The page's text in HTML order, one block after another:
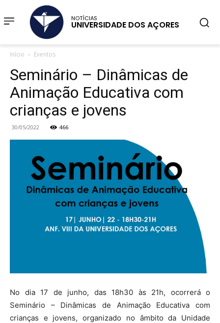
NOTÍCIAS
UNIVERSIDADE DOS AÇORES
Início Eventos
Seminário – Dinâmicas de
Animação Educativa com
crianças e jovens
30/05/2022 466
No dia 17 de junho, das 18h30 às 21h, ocorrerá o
Seminário – Dinâmicas de Animação Educativa com
crianças e jovens, organizado no âmbito da Unidade